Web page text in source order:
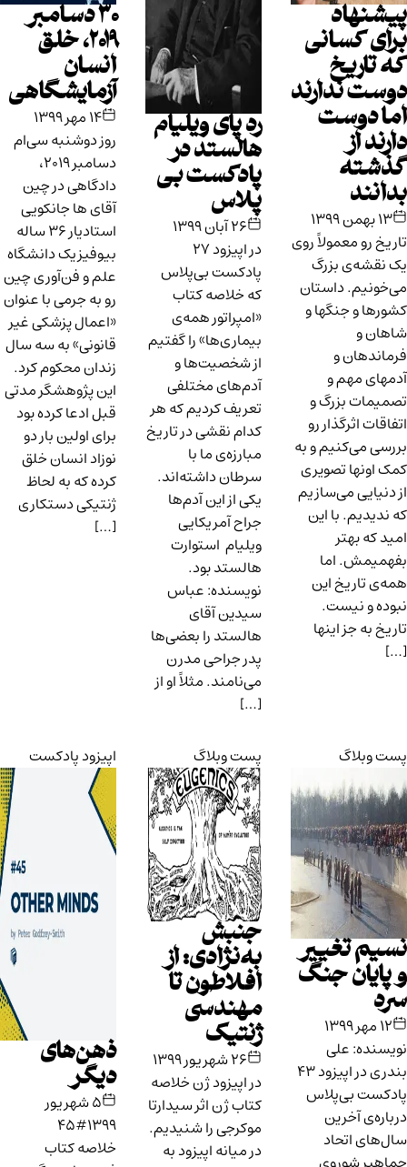
پیشنهاد
برای کسانی
که تاریخ
دوست ندارند
اما دوست
دارند از
گذشته
بدانند
۱۳ بهمن ۱۳۹۹
تاریخ رو معمولاً روی
یک نقشه‌ی بزرگ
می‌خونیم. داستان
کشورها و جنگها و
شاهان و
فرماندهان و
آدمهای مهم و
تصمیمات بزرگ و
اتفاقات اثرگذار رو
بررسی می‌کنیم و به
کمک اونها تصویری
از دنیایی می‌سازیم
که ندیدیم. با این
امید که بهتر
بفهمیمش. اما
همه‌ی تاریخ این
نبوده و نیست.
تاریخ به جز اینها
[…]
رد پای ویلیام
هالستد در
پادکست بی
پلاس
۲۶ آبان ۱۳۹۹
در اپیزود ۲۷
پادکست بی‌پلاس
که خلاصه‌ کتاب
«امپراتور همه‌ی
بیماری‌ها»‌ را گفتیم
از شخصیت‌ها و
آدم‌های مختلفی
تعریف کردیم که هر
کدام نقشی در تاریخ
مبارزه‌ی ما با
سرطان داشته‌اند.
یکی از این آدم‌ها
جراح آمریکایی
ویلیام استوارت
هالستد بود.
نویسنده: عباس
سیدین آقای
هالستد را بعضی‌ها
پدر جراحی مدرن
می‌نامند. مثلاً او از
[…]
۳۰ دسامبر
۲۰۱۹، خلق
انسان
آزمایشگاهی
۱۴ مهر ۱۳۹۹
روز دوشنبه سی‌ام
دسامبر ۲۰۱۹،
دادگاهی در چین
آقای ها جانکویی
استادیار ۳۶ ساله
بیوفیزیک دانشگاه
علم و فن‌آوری چین
رو به جرمی با عنوان
«اعمال پزشکی غیر
قانونی» به سه سال
زندان محکوم کرد.
این پژوهشگر مدتی
قبل ادعا کرده بود
برای اولین بار دو
نوزاد انسان خلق
کرده که به لحاظ
ژنتیکی دستکاری
[…]
پست وبلاگ
نسیم تغییر
و پایان جنگ
سرد
۱۲ مهر ۱۳۹۹
نویسنده: علی
بندری در اپیزود ۴۳
پادکست بی‌پلاس
درباره‌ی آخرین
سال‌های اتحاد
پست وبلاگ
جنبش
به‌نژادی: از
افلاطون تا
مهندسی
ژنتیک
۲۶ شهریور ۱۳۹۹
در اپیزود ژن خلاصه
کتاب ژن اثر سیدارتا
موکرجی را شنیدیم.
در میانه اپیزود به
اپیزود پادکست
ذهن‌های
دیگر
۵ شهریور
۱۳۹۹#45
خلاصه‌ کتاب